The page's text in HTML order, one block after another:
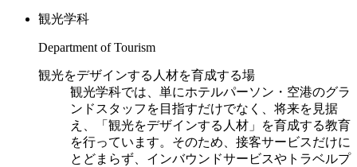
観光学科
Department of Tourism
観光をデザインする人材を育成する場
観光学科では、単にホテルパーソン・空港のグラ
ンドスタッフを目指すだけでなく、将来を見据
え、「観光をデザインする人材」を育成する教育
を行っています。そのため、接客サービスだけに
とどまらず、インバウンドサービスやトラベルプ